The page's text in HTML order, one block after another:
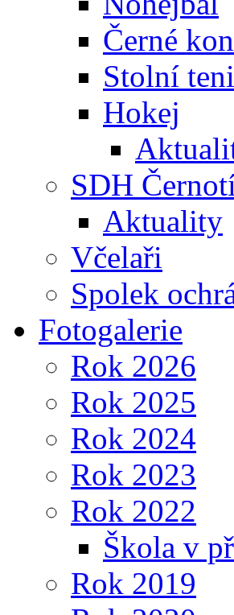
Černé
Stolní
Hokej
SDH
Aktuality
Včelaři
Spolek
Fotogalerie
Rok 2026
Rok 2025
Rok 2024
Rok 2023
Rok 2022
Škola v
Rok 2019